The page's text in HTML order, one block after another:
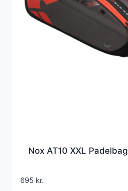
Nox AT10 XXL Padelbag
695 kr.